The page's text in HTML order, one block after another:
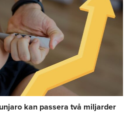
kan passera två miljarder